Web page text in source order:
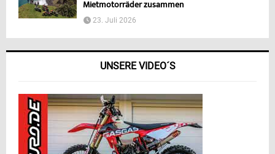
Mietmotorräder zusammen
23. Juli 2026
UNSERE VIDEO´S